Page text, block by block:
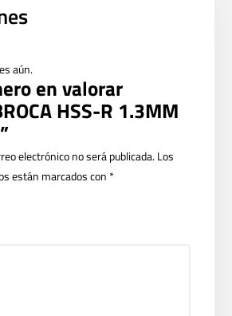
aún.
en valorar
HSS-R 1.3MM
electrónico no será publicada.Los
están marcados con *